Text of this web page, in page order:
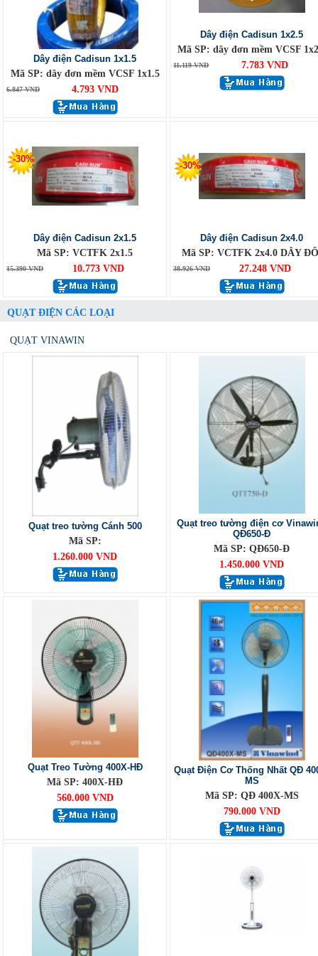
Dây điện Cadisun 1x1.5
Mã SP: dây đơn mềm VCSF 1x1.5
6.847 VND 4.793 VND
Dây điện Cadisun 1x2.5
Mã SP: dây đơn mềm VCSF
11.119 VND 7.783 VND
-30%
Dây điện Cadisun 2x1.5
Mã SP: VCTFK 2x1.5
15.390 VND 10.773 VND
-30%
Dây điện Cadisun 2x4.0
Mã SP: VCTFK 2x4.0 DÂY
38.926 VND 27.248 VND
QUẠT ĐIỆN CÁC LOẠI
QUẠT VINAWIN
Quạt treo tường Cánh 500
Mã SP:
1.260.000 VND
Quạt treo tường điện cơ
QĐ650-Đ
Mã SP: QĐ650-Đ
1.450.000 VND
Quạt Treo Tường 400X-HĐ
Mã SP: 400X-HĐ
560.000 VND
Quạt Điện Cơ Thống Nhất QĐ
MS
Mã SP: QĐ 400X-MS
790.000 VND